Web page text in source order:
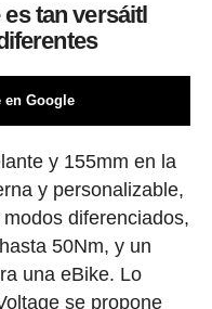
es tan versáitl
en Google
y 155mm en la
y personalizable,
diferenciados,
50Nm, y un
una eBike. Lo
se propone